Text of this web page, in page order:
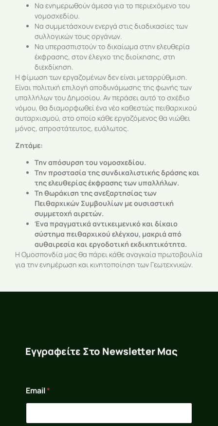
Να ενημερωθούν άμεσα για το περιεχόμενο του
νομοσχεδίου.
Να συμμετάσχουν ενεργά στις διαδικασίες των
συλλογικών τους οργάνων.
Να υπερασπιστούν το δικαίωμα στην ελευθερία
έκφρασης, στον έλεγχο της διοίκησης, στη
διεκδίκηση.
Η φίμωση των εργαζομένων δεν είναι μεταρρύθμιση.
Είναι πολιτική επιλογή αποδυνάμωσης της φωνής των
υπαλλήλων του Δημοσίου. Αν περάσει αυτό το σχέδιο
νόμου, θα διαμορφωθεί ένα νέο καθεστώς πειθαρχικού
αυταρχισμού, στο οποίο κάθε εργαζόμενος θα νιώθει
μόνος, απροστάτευτος, ευάλωτος.
Ζητάμε:
Την απόσυρση του νομοσχεδίου.
Την προστασία της συνδικαλιστικής δράσης και
της ελευθερίας έκφρασης των υπαλλήλων.
Τη θωράκιση της ανεξαρτησίας των
Πειθαρχικών Συμβουλίων με ουσιαστική
συμμετοχή αιρετών.
Ένα πραγματικά αντικειμενικό και δίκαιο
σύστημα πειθαρχικού ελέγχου, μακριά από
αυθαιρεσία και εργοδοτική εκδικητικότητα.
Η Ομοσπονδία μας θα πάρει κάθε αναγκαία πρωτοβουλία
για την ενημέρωση και κινητοποίηση των Γεωτεχνικών.
Εγγραφείτε Στο Newsletter Μας
m
a
l
Email*